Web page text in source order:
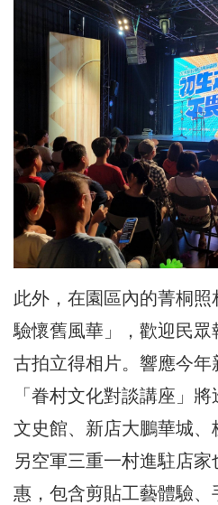
此外，在園區內的菁桐
驗懷舊風華」，歡迎民眾
古拍立得相片。響應今年
「眷村文化對談講座」
文史館、新店大鵬華城、
另空軍三重一村進駐店
惠，包含剪貼工藝體驗